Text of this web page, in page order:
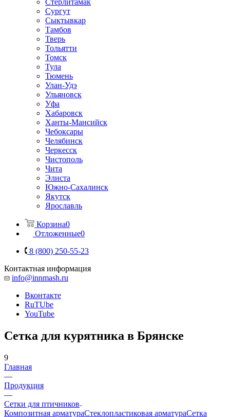
Стерлитамак
Сургут
Сыктывкар
Тамбов
Тверь
Тольятти
Томск
Тула
Тюмень
Улан-Удэ
Ульяновск
Уфа
Хабаровск
Ханты-Мансийск
Чебоксары
Челябинск
Черкесск
Чистополь
Чита
Элиста
Южно-Сахалинск
Якутск
Ярославль
Корзина0
Отложенные0
8 (800) 250-55-23
Контактная информация
info@innmash.ru
Вконтакте
RuTUbe
YouTube
Сетка для курятника в Брянске
9
Главная
—
Продукция
—
Сетки для птичников
Композитная арматураCтеклопластиковая арматураСетка